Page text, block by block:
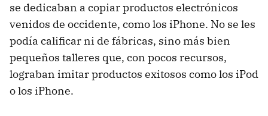
se dedicaban a copiar productos electrónicos
venidos de occidente, como los iPhone. No se les
podía calificar ni de fábricas, sino más bien
pequeños talleres que, con pocos recursos,
lograban imitar productos exitosos como los iPod
o los iPhone.